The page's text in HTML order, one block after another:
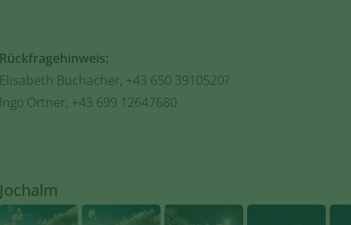
Rückfragehinweis:
Elisabeth Buchacher, +43 650 3910520?
Ingo Ortner, +43 699 12647680
Jochalm